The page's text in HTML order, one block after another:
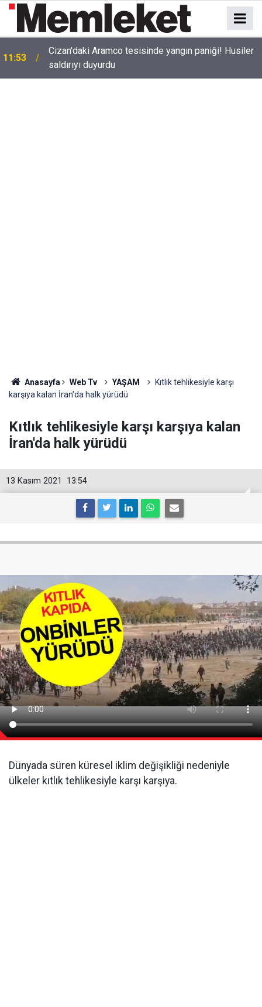
11:53
Cizan'daki Aramco tesisinde yangın paniği! Husiler
saldırıyı duyurdu
Anasayfa Web Tv YAŞAM
Kıtlık tehlikesiyle karşı
karşıya kalan İran'da halk yürüdü
Kıtlık tehlikesiyle karşı karşıya kalan
İran'da halk yürüdü
13:54
13 Kasım 2021
Dünyada süren küresel iklim değişikliği nedeniyle
ülkeler kıtlık tehlikesiyle karşı karşıya.